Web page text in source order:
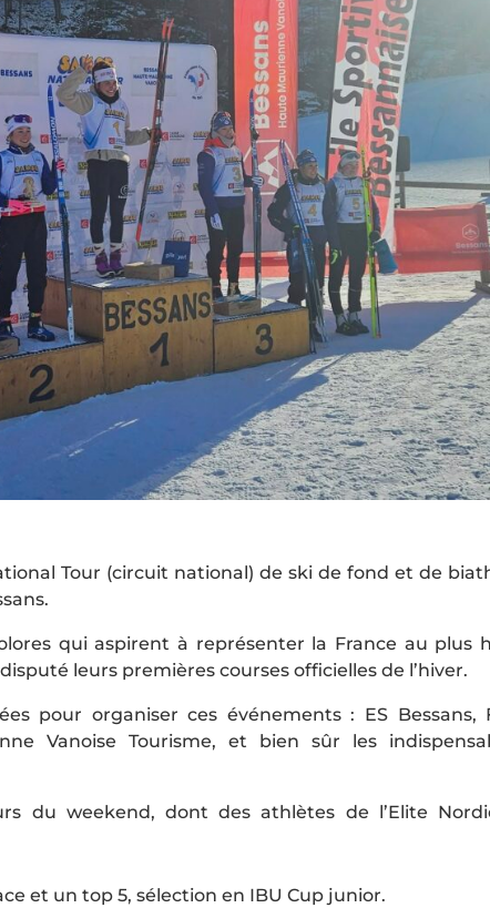
Tour (circuit national) de ski de fond et de
qui aspirent à représenter la France au plus
leurs premières courses officielles de l’hiver.
pour organiser ces événements : ES Bessans,
Vanoise Tourisme, et bien sûr les
du weekend, dont des athlètes de l’Elite
et un top 5, sélection en IBU Cup junior.